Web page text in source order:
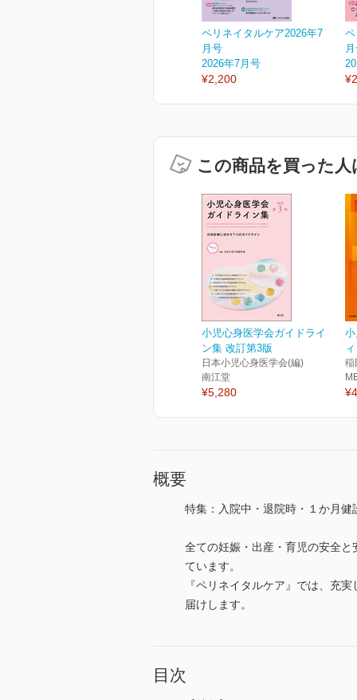
ペリネイタルケア2026年7
月号
2026年7月号
¥2,200
この商品を買った
小児心身医学会ガイドライ
ン集 改訂第3版
日本小児心身医学会(編)
南江堂
¥5,280
稲
概要
特集：入院中・退院時・１か月
全ての妊娠・出産・育児の安全
ています。
『ペリネイタルケア』では、充
届けします。
目次